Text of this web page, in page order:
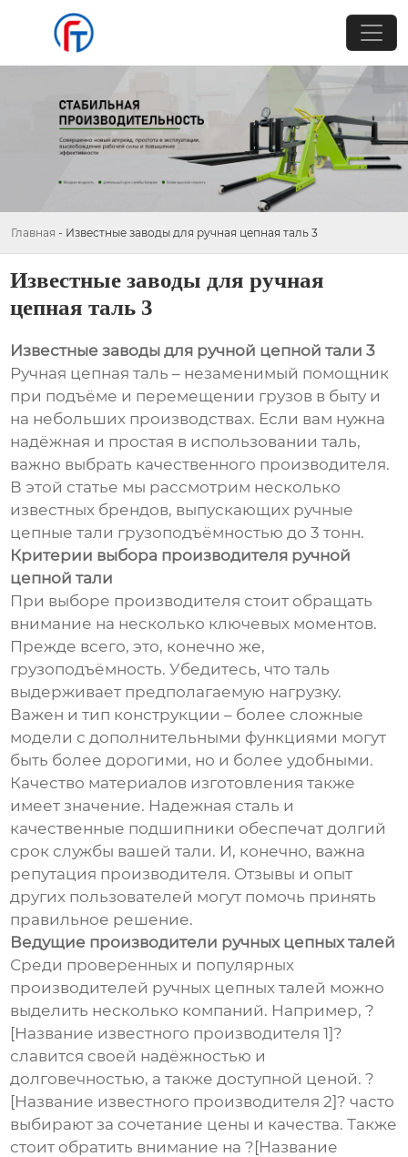
Главная - Известные заводы для ручная цепная таль 3
Известные заводы для ручная
цепная таль 3
Известные заводы для ручной цепной тали 3
Ручная цепная таль – незаменимый помощник
при подъёме и перемещении грузов в быту и
на небольших производствах. Если вам нужна
надёжная и простая в использовании таль,
важно выбрать качественного производителя.
В этой статье мы рассмотрим несколько
известных брендов, выпускающих ручные
цепные тали грузоподъёмностью до 3 тонн.
Критерии выбора производителя ручной
цепной тали
При выборе производителя стоит обращать
внимание на несколько ключевых моментов.
Прежде всего, это, конечно же,
грузоподъёмность. Убедитесь, что таль
выдерживает предполагаемую нагрузку.
Важен и тип конструкции – более сложные
модели с дополнительными функциями могут
быть более дорогими, но и более удобными.
Качество материалов изготовления также
имеет значение. Надежная сталь и
качественные подшипники обеспечат долгий
срок службы вашей тали. И, конечно, важна
репутация производителя. Отзывы и опыт
других пользователей могут помочь принять
правильное решение.
Ведущие производители ручных цепных талей
Среди проверенных и популярных
производителей ручных цепных талей можно
выделить несколько компаний. Например, ?
[Название известного производителя 1]?
славится своей надёжностью и
долговечностью, а также доступной ценой. ?
[Название известного производителя 2]? часто
выбирают за сочетание цены и качества. Также
стоит обратить внимание на ?[Название